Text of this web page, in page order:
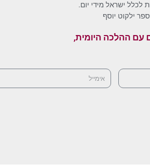
לכלל ישראל מידי יום.
ילקוט יוסף
עם ההלכה היומית,